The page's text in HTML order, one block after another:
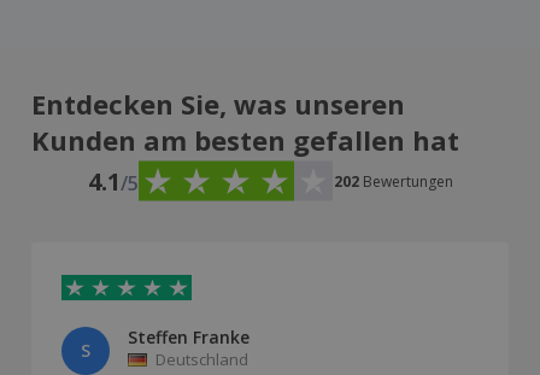
Entdecken Sie, was unseren
Kunden am besten gefallen hat
4.1/5 202 Bewertungen
S
Steffen Franke
Deutschland